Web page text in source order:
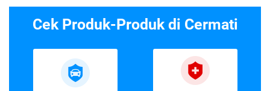
Cek Produk-Produk di Cermati